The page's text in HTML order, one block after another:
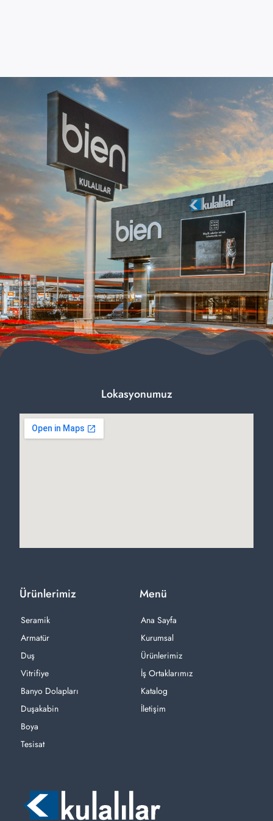
Menü
Ana Sayfa
Kurumsal
Ürünlerimiz
İş Ortaklarımız
Katalog
İletişim
Ürünlerimiz
Seramik
Armatür
Duş
Vitrifiye
Banyo Dolapları
Duşakabin
Boya
Tesisat
Lokasyonumuz